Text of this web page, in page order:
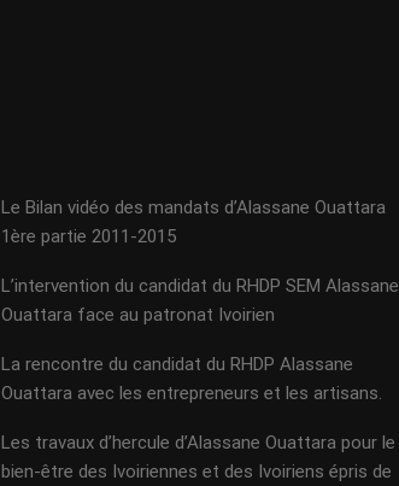
Le Bilan vidéo des mandats d’Alassane Ouattara
1ère partie 2011-2015
L’intervention du candidat du RHDP SEM Alassane
Ouattara face au patronat Ivoirien
La rencontre du candidat du RHDP Alassane
Ouattara avec les entrepreneurs et les artisans.
Les travaux d’hercule d’Alassane Ouattara pour le
bien-être des Ivoiriennes et des Ivoiriens épris de